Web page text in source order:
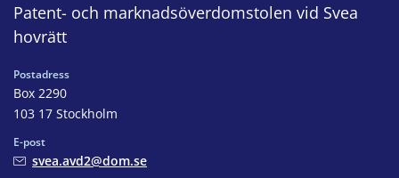
Patent- och marknadsöverdomstolen vid Svea
hovrätt
Postadress
Box 2290
103 17 Stockholm
E-post
svea.avd2@dom.se